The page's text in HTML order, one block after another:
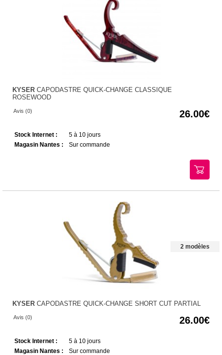
KYSER CAPODASTRE QUICK-CHANGE CLASSIQUE
ROSEWOOD
Avis (0) 26.00
Stock Internet :
5 à 10 jours
Magasin Nantes :
Sur commande
2 modèles
KYSER CAPODASTRE QUICK-CHANGE SHORT CUT PARTIAL
Avis (0) 26.00
Stock Internet :
5 à 10 jours
Magasin Nantes :
Sur commande